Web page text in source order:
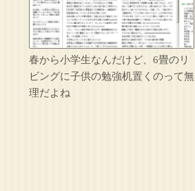
春から小学生なんだけど、6畳のリ
ビングに子供の勉強机置くのって無
理だよね